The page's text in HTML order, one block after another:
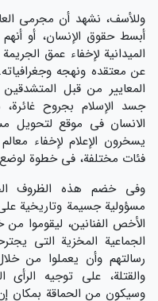
وللأسف، نشهد أن مجرمي
أبسط حقوق الإنسان، أو
الميدانية لإخفاء عمق
عن معتقده ونهجه
المعايير من قبل
جسد الإسلام بجروح
الانسان في موقع لتحويل
يسخرون الإعلام لإخفاء
فئات مختلفة، في خطوة لوضع
وفي خضم هذه الظروف
مسؤولية جسيمة وتاريخية
الأخص الفنانين، ليقوموا من
الجماعية المخزية التي
رسالتهم وأن يعملوا من
والقتلة، على توجيه الرأي
وسيكون من الحماقة بمكان